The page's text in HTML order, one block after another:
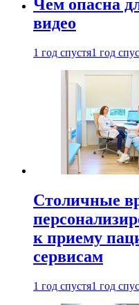
Чем опасна
видео
1 год спустя1 год
Столичные
к приему
сервисам
1 год спустя1 год